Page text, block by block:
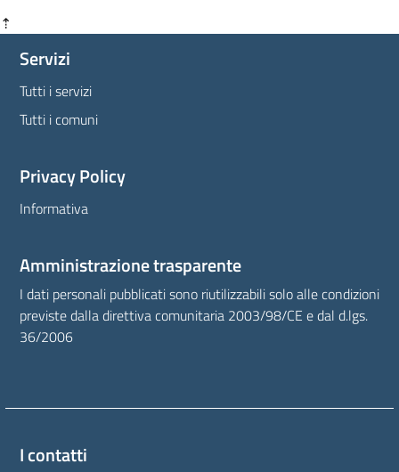
⇡
Servizi
Tutti i servizi
Tutti i comuni
Privacy Policy
Informativa
Amministrazione trasparente
I dati personali pubblicati sono riutilizzabili solo alle condizioni
previste dalla direttiva comunitaria 2003/98/CE e dal d.lgs.
36/2006
I contatti